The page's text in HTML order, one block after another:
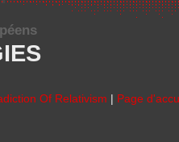
Of Relativism | Page